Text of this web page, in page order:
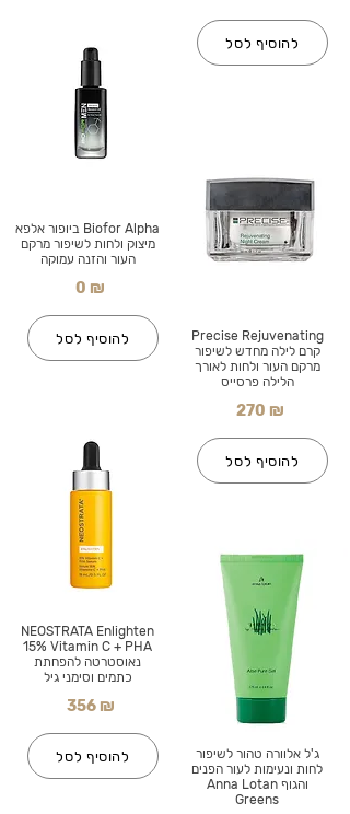
Biofor Alpha ביופור אלפא
מיצוק ולחות לשיפור מרקם
העור והזנה עמוקה
0 ₪
להוסיף לסל
NEOSTRATA Enlighten
15% Vitamin C + PHA
נאוסטרטה להפחתת
כתמים וסימני גיל
356 ₪
להוסיף לסל
להוסיף לסל
Precise Rejuvenating
קרם לילה מחדש לשיפור
מרקם העור ולחות לאורך
הלילה פרסייס
270 ₪
להוסיף לסל
ג'ל אלוורה טהור לשיפור
לחות ונעימות לעור הפנים
והגוף Anna Lotan
Greens